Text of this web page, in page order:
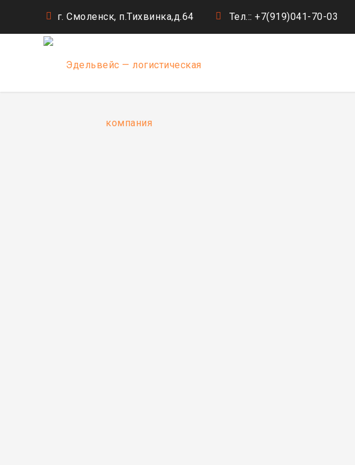
г. Смоленск, п.Тихвинка,д.64 Тел.:: +7(919)041-70-03